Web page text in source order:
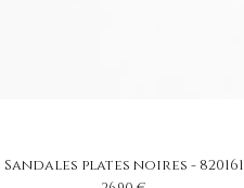
Sandales plates noires - 820161